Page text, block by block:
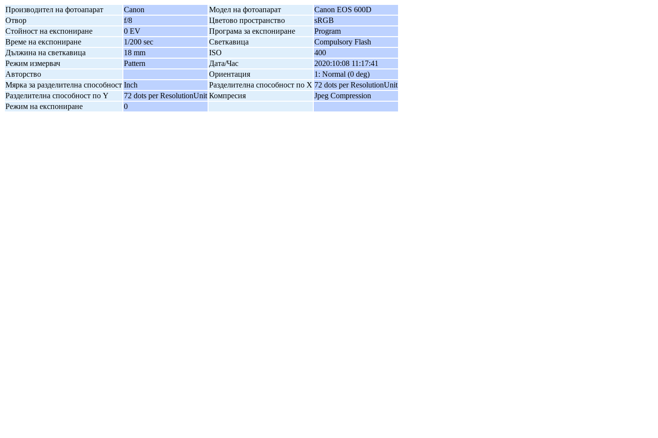
Производител на фотоапарат Canon Модел на фотоапарат
Canon EOS 600D
Отвор
f/8 Цветово пространство
sRGB
Стойност на експониране
0 EV Програма за експониране
Program
Време на експониране
1/200 sec Светкавица
Compulsory Flash
Дължина на светкавица
18 mm ISO
400
Режим измервач
Pattern Дата/Час
2020:10:08 11:17:41
Авторство
Ориентация
1: Normal (0 deg)
Мярка за разделителна способност Inch Разделителна способност по X 72 dots per ResolutionUnit
Разделителна способност по Y
72 dots per ResolutionUnit Компресия
Jpeg Compression
Режим на експониране
0